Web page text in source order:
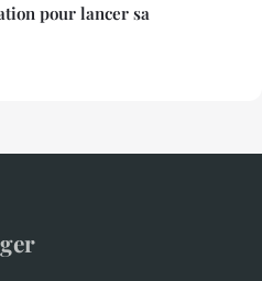
pour lancer sa